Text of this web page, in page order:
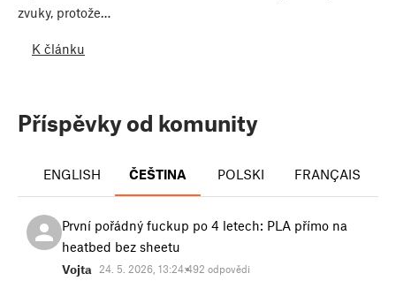
zvuky, protože…
K článku
Příspěvky od komunity
ENGLISH ČEŠTINA POLSKI FRANÇAIS
První pořádný fuckup po 4 letech: PLA přímo na
heatbed bez sheetu
Vojta 24. 5. 2026, 13:24:492 odpovědi